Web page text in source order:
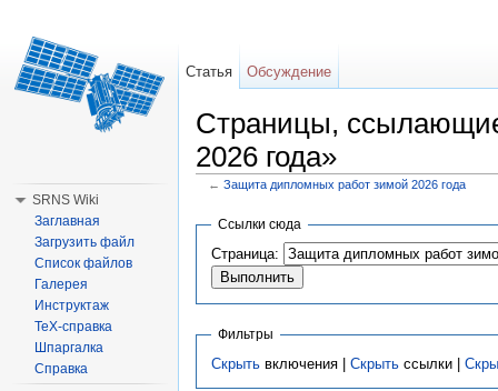
Страницы,
2026 года»
← Защита дипломных работ зимой 2026 года
Ссылки сюда
Страница:
Фильтры
Скрытьвключения | Скрытьссылки |
Статья Обсуждение
SRNS Wiki
Заглавная
Загрузить файл
Список файлов
Галерея
Инструктаж
TeX-справка
Шпаргалка
Справка